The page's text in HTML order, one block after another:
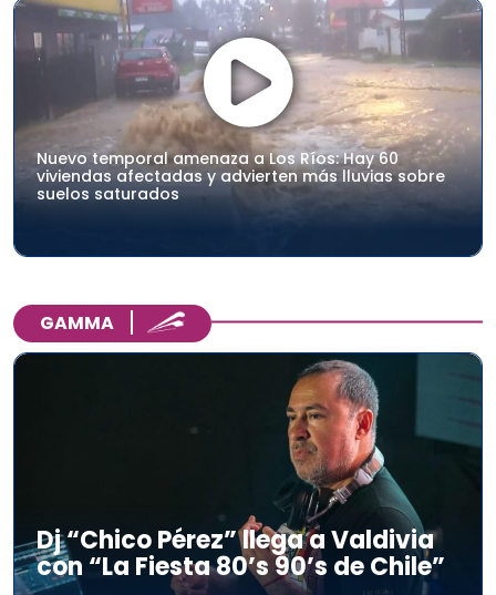
Nuevo temporal amenaza a Los Ríos: Hay 60
viviendas afectadas y advierten más lluvias sobre
suelos saturados
GAMMA
Dj “Chico Pérez” llega a Valdivia
con “La Fiesta 80’s 90’s de Chile”